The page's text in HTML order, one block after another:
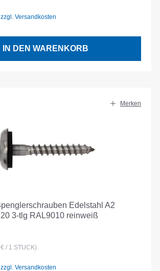
Versandkosten
IN DEN WARENKORB
Merken
Edelstahl A2
3-tlg RAL9010 reinweiß
/ 1 STÜCK)
Versandkosten